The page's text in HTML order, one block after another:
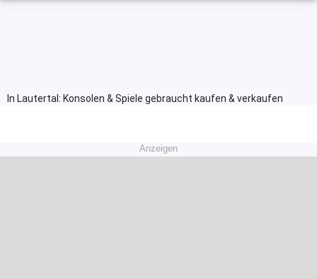
In Lautertal: Konsolen & Spiele gebraucht kaufen & verkaufen
Anzeigen